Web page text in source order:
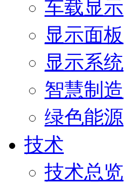
车载显示
显示面板
显示系统
智慧制造
绿色能源
技术
技术总览